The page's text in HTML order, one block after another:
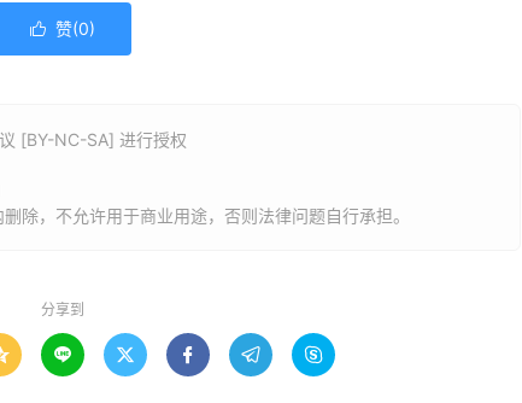
 赞(0)
[BY-NC-SA] 进行授权
除，不允许用于商业用途，否则法律问题自行承担。
分享到
    